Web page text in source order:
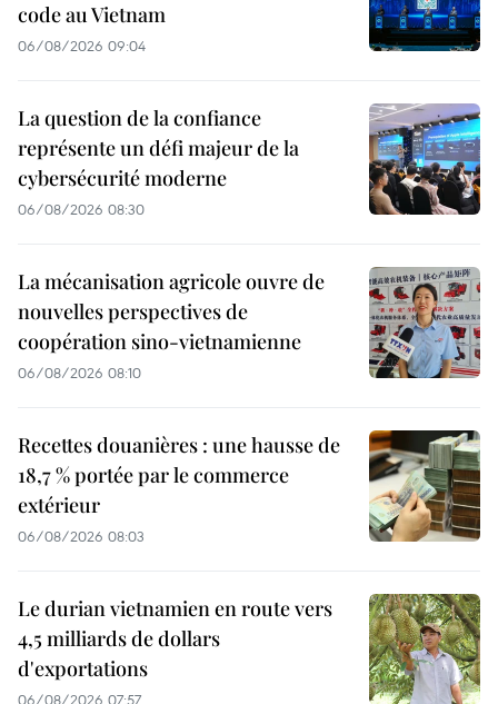
code au Vietnam
06/08/2026 09:04
La question de la confiance
représente un défi majeur de la
cybersécurité moderne
06/08/2026 08:30
La mécanisation agricole ouvre de
nouvelles perspectives de
coopération sino-vietnamienne
06/08/2026 08:10
Recettes douanières : une hausse de
18,7 % portée par le commerce
extérieur
06/08/2026 08:03
Le durian vietnamien en route vers
4,5 milliards de dollars
d'exportations
06/08/2026 07:57